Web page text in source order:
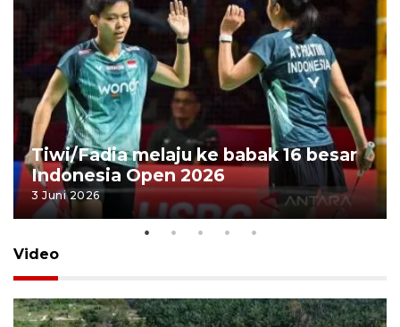
Tiwi/Fadia melaju ke babak 16 besar
Indonesia Open 2026
3 Juni 2026
Video